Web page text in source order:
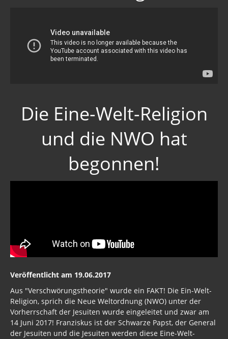
Die Eine-Welt-Religion
und die NWO hat
begonnen!
Aus "Verschwörungstheorie" wurde ein FAKT! Die Ein-Welt-
Religion, sprich die Neue Weltordnung (NWO) unter der
Vorherrschaft der Jesuiten wurde eingeleitet und zwar am
14 Juni 2017! Franziskus ist der Schwarze Papst, der General
der Jesuiten und die Jesuiten werden diese Eine-Welt-
Religion anführen!